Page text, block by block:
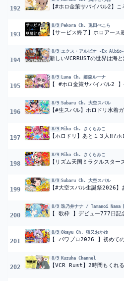
192
193
8/9 Pekora Ch. 兎田ぺこら
194
8/9 エクス・アルビオ -Ex Albio-
195
8/9 Luna Ch. 姫森ルーナ
196
8/9 Subaru Ch. 大空スバル
197
8/9 Miko Ch. さくらみこ
198
8/9 Miko Ch. さくらみこ
199
8/9 Subaru Ch. 大空スバル
200
8/9
201
8/9 Okayu Ch. 猫又おかゆ
202
8/9 Kuzuha Channel